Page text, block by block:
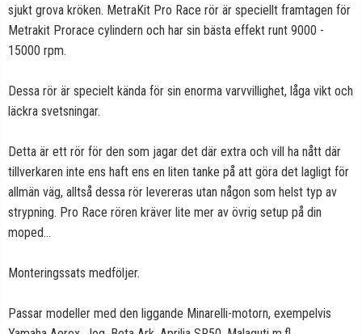
sjukt grova kröken. MetraKit Pro Race rör är speciellt framtagen för
Metrakit Prorace cylindern och har sin bästa effekt runt 9000 -
15000 rpm.
Dessa rör är specielt kända för sin enorma varvvillighet, låga vikt och
läckra svetsningar.
Detta är ett rör för den som jagar det där extra och vill ha nått där
tillverkaren inte ens haft ens en liten tanke på att göra det lagligt för
allmän väg, alltså dessa rör levereras utan någon som helst typ av
strypning. Pro Race rören kräver lite mer av övrig setup på din
moped...
Monteringssats medföljer.
Passar modeller med den liggande Minarelli-motorn, exempelvis